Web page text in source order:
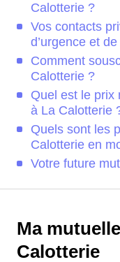
Calotterie ?
Vos contacts
d’urgence et
Comment
Calotterie ?
Quel est le prix
à La Calotterie
Quels sont les
Calotterie en
Votre future
Ma
Calotterie